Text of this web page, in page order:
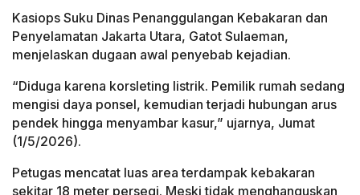
Kasiops Suku Dinas Penanggulangan Kebakaran dan
Penyelamatan Jakarta Utara, Gatot Sulaeman,
menjelaskan dugaan awal penyebab kejadian.
“Diduga karena korsleting listrik. Pemilik rumah sedang
mengisi daya ponsel, kemudian terjadi hubungan arus
pendek hingga menyambar kasur,” ujarnya, Jumat
(1/5/2026).
Petugas mencatat luas area terdampak kebakaran
sekitar 18 meter persegi. Meski tidak menghanguskan